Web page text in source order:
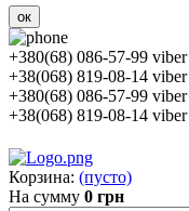
ок
+380(68) 086-57-99 viber
+38(068) 819-08-14 viber
+380(68) 086-57-99 viber
+38(068) 819-08-14 viber
Корзина: (пусто)
На сумму 0 грн